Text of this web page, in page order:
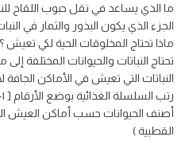
ما الذي يساعد في نقل حبوب اللقاح
الجزء الذي يكون البذور والثمار في
ماذا تحتاج المخلوقات الحية لكي تعيش ؟
تحتاج النباتات والحيوانات المختلفة
النباتات التي تعيش في الأماكن الجافة
رتب السلسلة الغذائية بوضع الأرقام [ ١-٥]
أصنف الحيوانات حسب أماكن العيش
القطبية )